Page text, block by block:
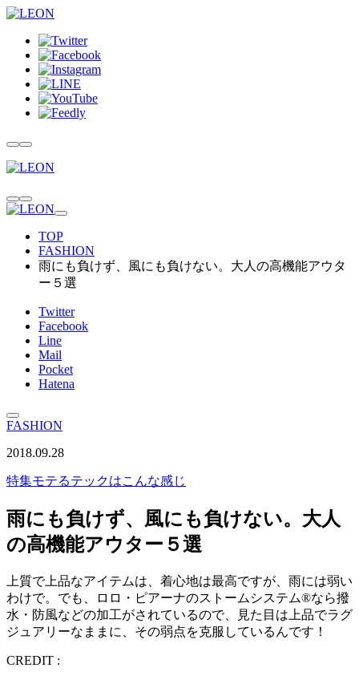
TOP
FASHION
雨にも負けず、風にも負けない。大人の高機能アウタ
ー５選
Twitter
Facebook
Line
Mail
Pocket
Hatena
FASHION
2018.09.28
特集モテるテックはこんな感じ
雨にも負けず、風にも負けない。大人
の高機能アウター５選
上質で上品なアイテムは、着心地は最高ですが、雨には弱い
わけで。でも、ロロ・ピアーナのストームシステム®なら撥
水・防風などの加工がされているので、見た目は上品でラグ
ジュアリーなままに、その弱点を克服しているんです！
CREDIT :